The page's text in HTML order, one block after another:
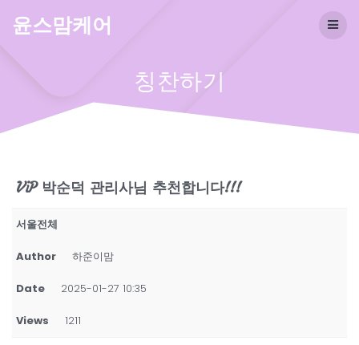
윤스맘케어
칭찬하기
ViP 박순덕 관리사님 추천합니다!!!
서울전체
Author 하준이맘
Date 2025-01-27 10:35
Views 1211